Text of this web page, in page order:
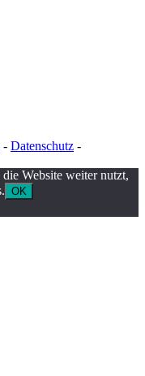
- Datenschutz -
Website weiter nutzt,
OK